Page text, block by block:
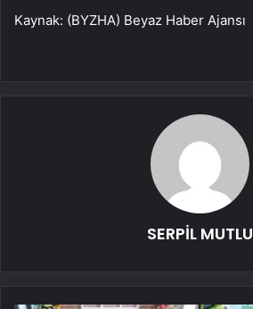
Kaynak: (BYZHA) Beyaz Haber Ajansı
SERPİL MUTLU